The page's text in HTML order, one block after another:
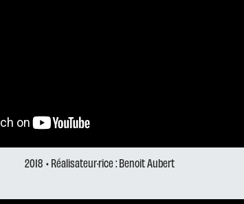
2018 • Réalisateur·rice : Benoit Aubert